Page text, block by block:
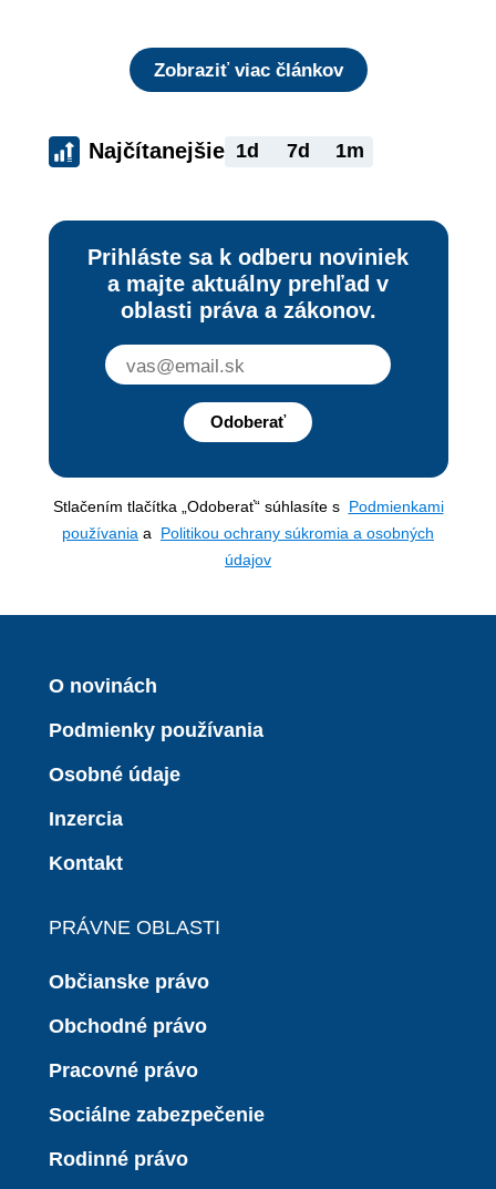
Zobraziť viac článkov
Najčítanejšie 1d 7d 1m
Prihláste sa k odberu noviniek
a majte aktuálny prehľad v
oblasti práva a zákonov.
Odoberať
Stlačením tlačítka „Odoberať“ súhlasíte s Podmienkami
používania a Politikou ochrany súkromia a osobných
údajov
O novinách
Podmienky používania
Osobné údaje
Inzercia
Kontakt
PRÁVNE OBLASTI
Občianske právo
Obchodné právo
Pracovné právo
Sociálne zabezpečenie
Rodinné právo